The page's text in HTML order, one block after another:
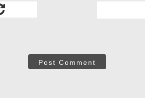
Post Comment